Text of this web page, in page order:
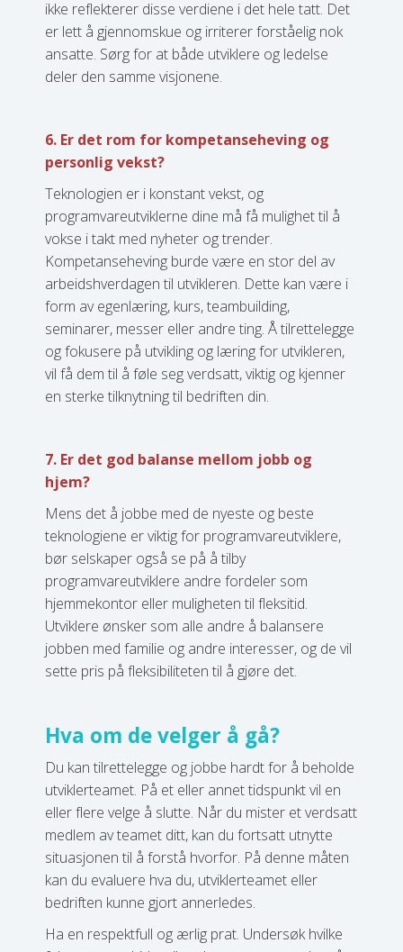
ikke reflekterer disse verdiene i det hele tatt. Det
er lett å gjennomskue og irriterer forståelig nok
ansatte. Sørg for at både utviklere og ledelse
deler den samme visjonene.
6. Er det rom for kompetanseheving og
personlig vekst?
Teknologien er i konstant vekst, og
programvareutviklerne dine må få mulighet til å
vokse i takt med nyheter og trender.
Kompetanseheving burde være en stor del av
arbeidshverdagen til utvikleren. Dette kan være i
form av egenlæring, kurs, teambuilding,
seminarer, messer eller andre ting. Å tilrettelegge
og fokusere på utvikling og læring for utvikleren,
vil få dem til å føle seg verdsatt, viktig og kjenner
en sterke tilknytning til bedriften din.
7. Er det god balanse mellom jobb og
hjem?
Mens det å jobbe med de nyeste og beste
teknologiene er viktig for programvareutviklere,
bør selskaper også se på å tilby
programvareutviklere andre fordeler som
hjemmekontor eller muligheten til fleksitid.
Utviklere ønsker som alle andre å balansere
jobben med familie og andre interesser, og de vil
sette pris på fleksibiliteten til å gjøre det.
Hva om de velger å gå?
Du kan tilrettelegge og jobbe hardt for å beholde
utviklerteamet. På et eller annet tidspunkt vil en
eller flere velge å slutte. Når du mister et verdsatt
medlem av teamet ditt, kan du fortsatt utnytte
situasjonen til å forstå hvorfor. På denne måten
kan du evaluere hva du, utviklerteamet eller
bedriften kunne gjort annerledes.
Ha en respektfull og ærlig prat. Undersøk hvilke